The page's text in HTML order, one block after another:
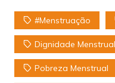
#Menstruação
Dignidade Menstrual
Pobreza Menstrual